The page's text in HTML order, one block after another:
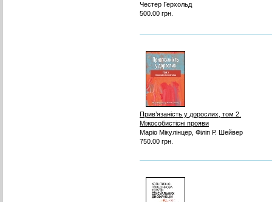
Честер Герхольд
500.00 грн.
Прив’язаність у дорослих, том 2.
Міжособистісні прояви
Маріо Мікулінцер, Філіп Р. Шейвер
750.00 грн.